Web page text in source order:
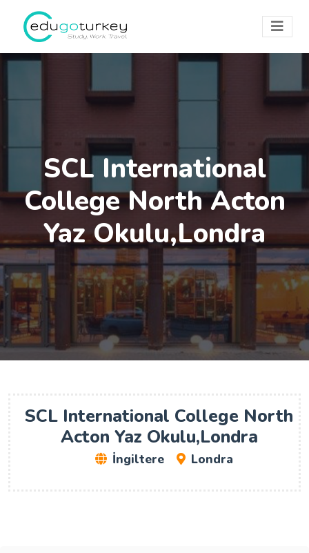
SCL International
College North Acton
Yaz Okulu,Londra
SCL International College North
Acton Yaz Okulu,Londra
İngiltere Londra